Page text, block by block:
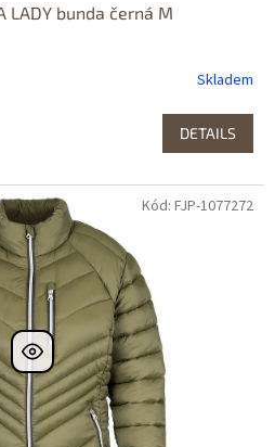
LADY bunda černá M
Skladem
DETAILS
Kód: FJP-1077272